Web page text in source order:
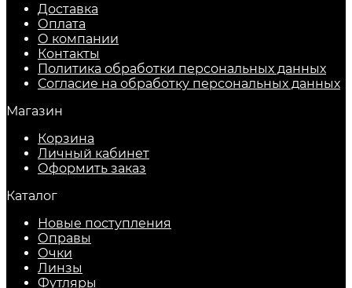
Доставка
Оплата
О компании
Контакты
Политика обработки персональных данных
Согласие на обработку персональных данных
Магазин
Корзина
Личный кабинет
Оформить заказ
Каталог
Новые поступления
Оправы
Очки
Линзы
Футляры